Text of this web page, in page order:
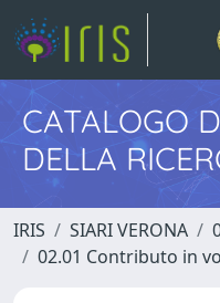
CATALOGO
DELLA
IRIS SIARI VERONA
02.01 Contributo in